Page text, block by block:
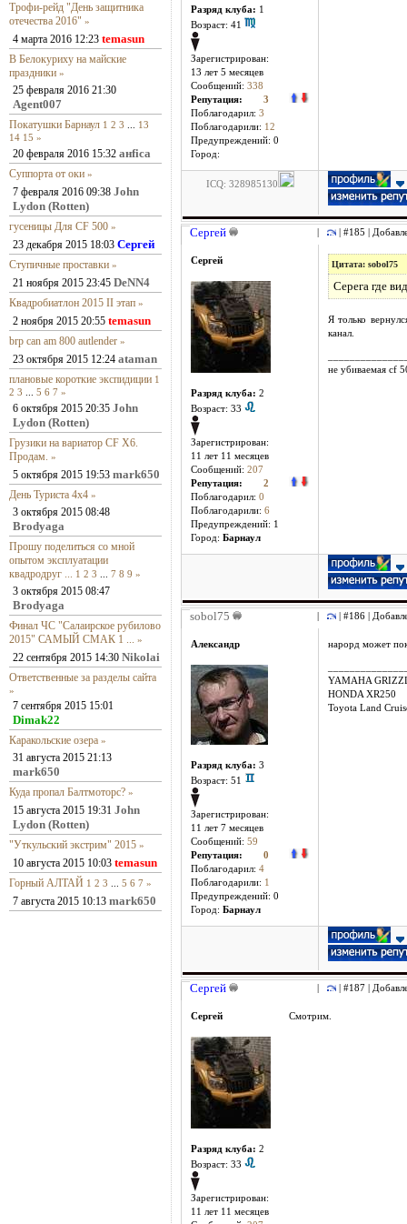
Трофи-рейд "День защитника
отечества 2016" »
4 марта 2016 12:23 temasun
В Белокуриху на майские
праздники »
25 февраля 2016 21:30
Agent007
Покатушки Барнаул 1 2 3
13
14 15 »
20 февраля 2016 15:32 анfiса
Суппорта от оки »
7 февраля 2016 09:38 John
Lydon (Rotten)
гусеницы Для CF 500 »
23 декабря 2015 18:03 Сергей
Ступичные проставки »
21 ноября 2015 23:45 DeNN4
Квадробиатлон 2015 II этап »
2 ноября 2015 20:55 temasun
brp can am 800 autlender »
23 октября 2015 12:24 ataman
плановые короткие экспидиции 1
2 3 5 6 7 »
6 октября 2015 20:35 John
Lydon (Rotten)
Грузики на вариатор CF X6.
Продам. »
5 октября 2015 19:53 mark650
День Туриста 4х4 »
3 октября 2015 08:48
Brodyaga
Прошу поделиться со мной
опытом эксплуатации
квадродруг ... 1 2 3 7 8 9 »
3 октября 2015 08:47
Brodyaga
Финал ЧС "Салаирское рубилово
2015" САМЫЙ СМАК 1 ... »
22 сентября 2015 14:30 Nikolai
Ответственные за разделы сайта
»
7 сентября 2015 15:01
Dimak22
Каракольские озера »
31 августа 2015 21:13
mark650
Куда пропал Балтмоторс? »
15 августа 2015 19:31 John
Lydon (Rotten)
"Уткульский экстрим" 2015 »
10 августа 2015 10:03 temasun
Горный АЛТАЙ 1 2 3 5 6 7 »
7 августа 2015 10:13 mark650
Разряд клуба: 1
Возраст: 41
Зарегистрирован:
13 лет 5 месяцев
Сообщений: 338
Репутация: 3
Поблагодарил: 3
Поблагодарили: 12
Предупреждений: 0
Город:
ICQ: 328985130
Сергей | #185 |
Сергей
Разряд клуба: 2
Возраст: 33
Зарегистрирован:
11 лет 11 месяцев
Сообщений: 207
Репутация: 2
Поблагодарил: 0
Поблагодарили: 6
Предупреждений: 1
Город: Барнаул
Цитата: sobol75
Серега где
Я только
канал.
не убиваемая cf
sobol75 | #186 |
Александр
Разряд клуба: 3
Возраст: 51
Зарегистрирован:
11 лет 7 месяцев
Сообщений: 59
Репутация: 0
Поблагодарил: 4
Поблагодарили: 1
Предупреждений: 0
Город: Барнаул
нарорд может
YAMAHA
HONDA XR250
Toyota Land
Сергей | #187 |
Сергей
Разряд клуба: 2
Возраст: 33
Зарегистрирован:
11 лет 11 месяцев
Смотрим.